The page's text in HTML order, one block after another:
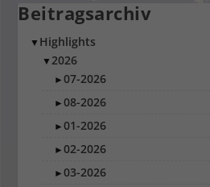
Beitragsarchiv
▼ Highlights
▼2026
►07-2026
►08-2026
►01-2026
►02-2026
►03-2026